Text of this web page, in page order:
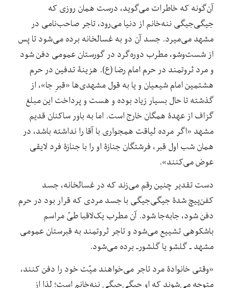
آن‌گونه که خاطرات می‌گوید، درست همان ‌روزی که
جیگی‌جیگی ننه‌خانم از دنیا می‌رود، تاجر صاحب‌نامی در
مشهد می‌میرد. جسد آن دو به غسالخانه‌ برده می‌شود تا پس
از شست‌وشو، مطرب دوره‌گرد در گورستان عمومی دفن شود
و مرد ثروتمند در حرم امام رضا (ع). هزینۀ تدفین در حرم
هشتمین امام شیعیان و یا به قول مشهدی‌ها «قبرِ جا»، از
گذشته تا حال بسیار زیاد بوده و هست و پرداخت این مبلغ
گزاف از عهدۀ همگان خارج است. اما به باور ساکنان قدیم
مشهد «اگر مرده لیاقت همجواری با آقا را نداشته باشد، در
همان شب اول قبر، فرشتگان جنازۀ او را با جنازۀ فرد لایقی
عوض می‌کنند».
دست تقدیر چنین رقم می‌زند که در غسالخانه، جسد
کفن‌پیچ شدۀ جیگی‌جیگی با جسد مردی که قرار بود در حرم
دفن شود، جابه‌جا ‌شود. آن مطرب یک‌لاقبا طیّ مراسم
باشکوهی تشییع می‌شود و تاجر ثروتمند به قبرستان عمومی
مشهد ـ گلشو یا گلشورـ برده می‌شود.
«وقتی خانوادۀ مرد تاجر می‌خواهند میّت خود را دفن کنند،
متوجه می‌شوند که او جیگی‌جیگی ننه‌خانم است؛ لذا از